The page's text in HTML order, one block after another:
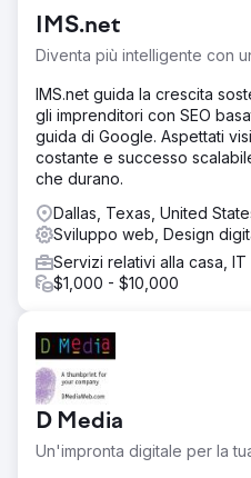
IMS.net
Diventa più intelligente con
IMS.net guida la crescita
gli imprenditori con SEO
guida di Google. Aspettati
costante e successo
che durano.
Dallas, Texas, United
Sviluppo web, Design
Servizi relativi alla casa, IT
$1,000 - $10,000
D Media
Un'impronta digitale per la